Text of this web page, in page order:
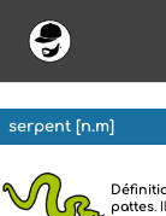
contenu
serpent [n.m]
pattes.